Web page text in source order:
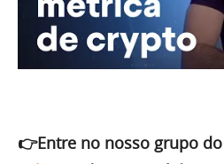
👉Entre no nosso grupo do